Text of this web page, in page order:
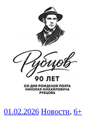
01.02.2026 Новости, 6+